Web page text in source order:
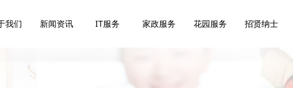
我们 新闻资讯 IT服务 家政服务 花园服务 招贤纳士